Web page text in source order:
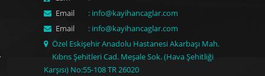
Email
: info@kayihancaglar.com
Email
: info@kayihancaglar.com
Özel Eskişehir Anadolu Hastanesi Akarbaşı Mah.
Kıbrıs Şehitleri Cad. Meşale Sok. (Hava Şehitliği
Karşısı) No:55-108 TR 26020